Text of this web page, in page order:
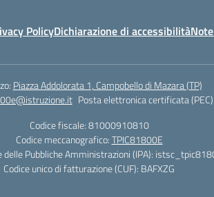
PolicyDichiarazione di accessibilità
Piazza Addolorata 1, Campobello di Mazara (TP)
Posta elettronica certificata (PEC):
Codice fiscale: 81000910810
Codice meccanografico:TPIC81800E
delle Pubbliche Amministrazioni (IPA):
Codice unico di fatturazione (CUF): BAFXZG